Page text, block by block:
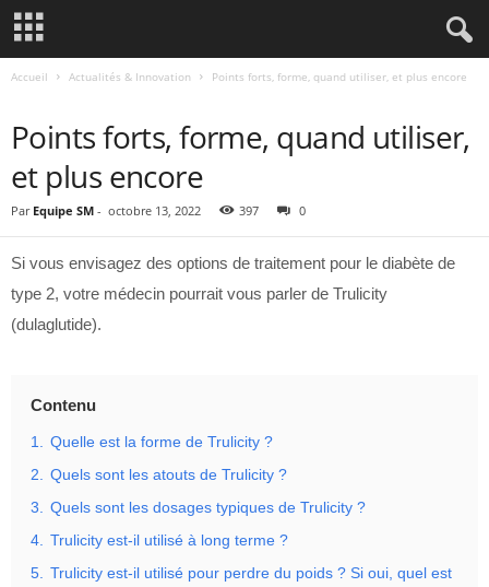
Accueil Actualités & Innovation Points forts, forme, quand utiliser, et plus encore
Points forts, forme, quand utiliser,
et plus encore
Par Equipe SM - octobre 13, 2022 397 0
Si vous envisagez des options de traitement pour le diabète de
type 2, votre médecin pourrait vous parler de Trulicity
(dulaglutide).
Contenu
1. Quelle est la forme de Trulicity ?
2. Quels sont les atouts de Trulicity ?
3. Quels sont les dosages typiques de Trulicity ?
4. Trulicity est-il utilisé à long terme ?
5. Trulicity est-il utilisé pour perdre du poids ? Si oui, quel est